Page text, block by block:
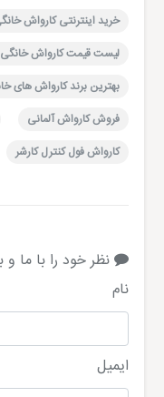
خرید اینترنتی کارواش
لیست قیمت کارواش خانگی
بهترین برند کارواش های
فروش کارواش آلمانی
کارواش فول کنترل کارشر
نظر خود را با ما و
نام
ایمیل